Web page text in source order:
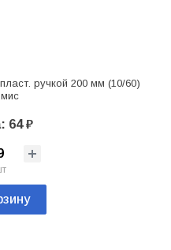
ручкой 200 мм (10/60)
64 ₽